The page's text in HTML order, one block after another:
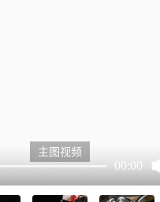
00:00
主图视频